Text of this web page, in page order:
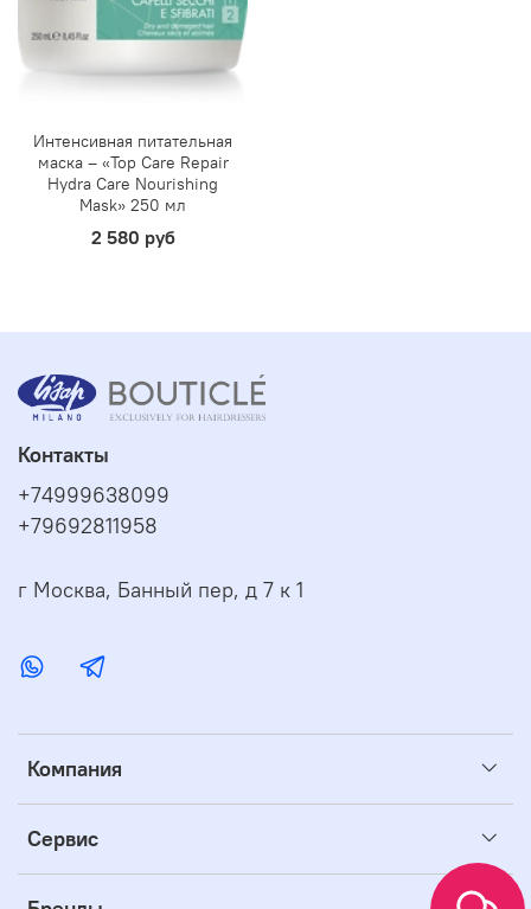
Интенсивная питательная
маска – «Top Care Repair
Hydra Care Nourishing
Mask» 250 мл
2 580 руб
Компания
Сервис
Контакты
+74999638099
+79692811958
г Москва, Банный пер, д 7 к 1